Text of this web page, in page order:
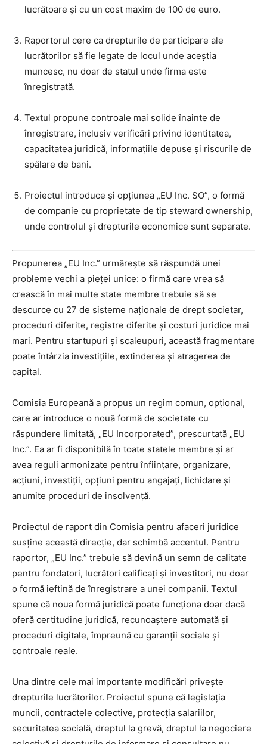
lucrătoare și cu un cost maxim de 100 de euro.
Raportorul cere ca drepturile de participare ale
lucrătorilor să fie legate de locul unde aceștia
muncesc, nu doar de statul unde firma este
înregistrată.
Textul propune controale mai solide înainte de
înregistrare, inclusiv verificări privind identitatea,
capacitatea juridică, informațiile depuse și riscurile de
spălare de bani.
Proiectul introduce și opțiunea „EU Inc. SO”, o formă
de companie cu proprietate de tip steward ownership,
unde controlul și drepturile economice sunt separate.
Propunerea „EU Inc.” urmărește să răspundă unei
probleme vechi a pieței unice: o firmă care vrea să
crească în mai multe state membre trebuie să se
descurce cu 27 de sisteme naționale de drept societar,
proceduri diferite, registre diferite și costuri juridice mai
mari. Pentru startupuri și scaleupuri, această fragmentare
poate întârzia investițiile, extinderea și atragerea de
capital.
Comisia Europeană a propus un regim comun, opțional,
care ar introduce o nouă formă de societate cu
răspundere limitată, „EU Incorporated”, prescurtată „EU
Inc.”. Ea ar fi disponibilă în toate statele membre și ar
avea reguli armonizate pentru înființare, organizare,
acțiuni, investiții, opțiuni pentru angajați, lichidare și
anumite proceduri de insolvență.
Proiectul de raport din Comisia pentru afaceri juridice
susține această direcție, dar schimbă accentul. Pentru
raportor, „EU Inc.” trebuie să devină un semn de calitate
pentru fondatori, lucrători calificați și investitori, nu doar
o formă ieftină de înregistrare a unei companii. Textul
spune că noua formă juridică poate funcționa doar dacă
oferă certitudine juridică, recunoaștere automată și
proceduri digitale, împreună cu garanții sociale și
controale reale.
Una dintre cele mai importante modificări privește
drepturile lucrătorilor. Proiectul spune că legislația
muncii, contractele colective, protecția salariilor,
securitatea socială, dreptul la grevă, dreptul la negociere